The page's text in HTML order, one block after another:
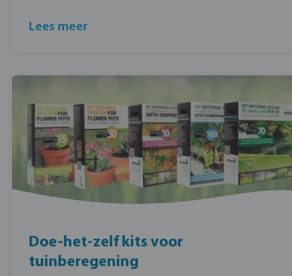
Lees meer
Doe-het-zelf kits voor
tuinberegening